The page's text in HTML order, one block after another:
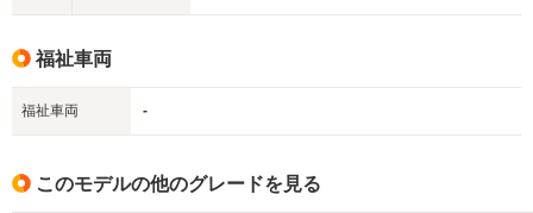
福祉車両
福祉車両 -
このモデルの他のグレードを見る